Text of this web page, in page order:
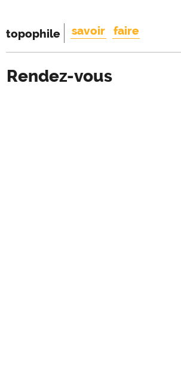
topophile savoir faire
Rendez-vous